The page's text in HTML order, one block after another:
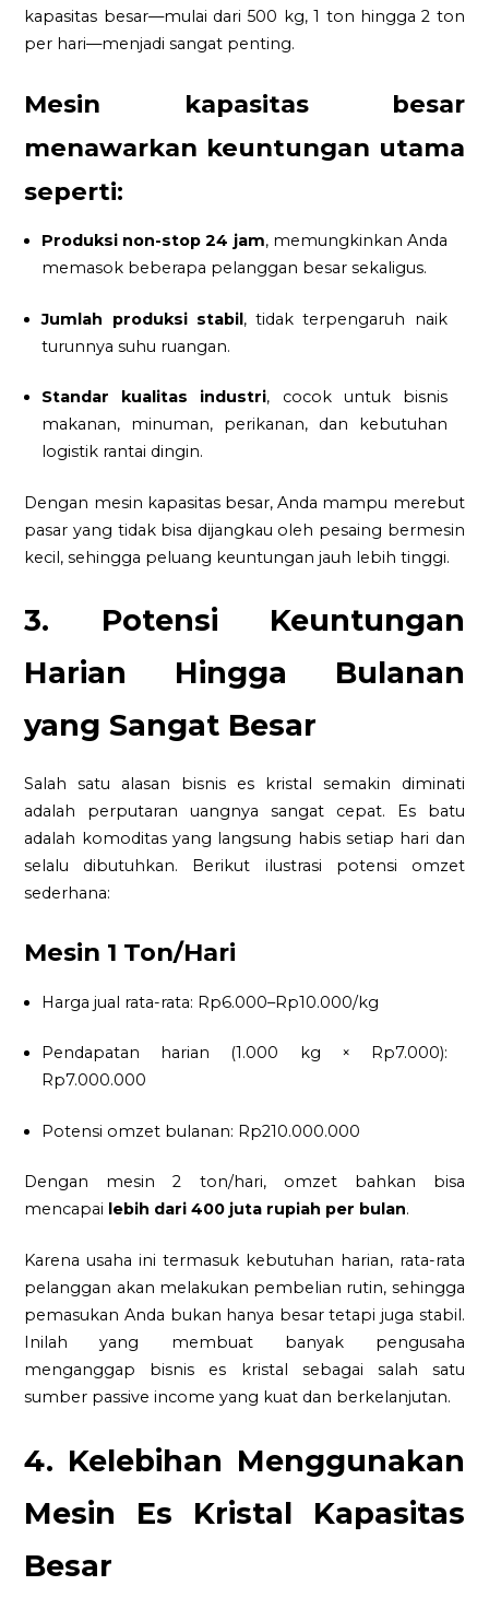
kapasitas besar—mulai dari 500 kg, 1 ton hingga 2 ton
per hari—menjadi sangat penting.
Mesin kapasitas besar
menawarkan keuntungan utama
seperti:
Produksi non-stop 24 jam, memungkinkan Anda
memasok beberapa pelanggan besar sekaligus.
Jumlah produksi stabil, tidak terpengaruh naik
turunnya suhu ruangan.
Standar kualitas industri, cocok untuk bisnis
makanan, minuman, perikanan, dan kebutuhan
logistik rantai dingin.
Dengan mesin kapasitas besar, Anda mampu merebut
pasar yang tidak bisa dijangkau oleh pesaing bermesin
kecil, sehingga peluang keuntungan jauh lebih tinggi.
3. Potensi Keuntungan
Harian Hingga Bulanan
yang Sangat Besar
Salah satu alasan bisnis es kristal semakin diminati
adalah perputaran uangnya sangat cepat. Es batu
adalah komoditas yang langsung habis setiap hari dan
selalu dibutuhkan. Berikut ilustrasi potensi omzet
sederhana:
Mesin 1 Ton/Hari
Harga jual rata-rata: Rp6.000–Rp10.000/kg
Pendapatan harian (1.000 kg × Rp7.000):
Rp7.000.000
Potensi omzet bulanan: Rp210.000.000
Dengan mesin 2 ton/hari, omzet bahkan bisa
mencapai lebih dari 400 juta rupiah per bulan.
Karena usaha ini termasuk kebutuhan harian, rata-rata
pelanggan akan melakukan pembelian rutin, sehingga
pemasukan Anda bukan hanya besar tetapi juga stabil.
Inilah yang membuat banyak pengusaha
menganggap bisnis es kristal sebagai salah satu
sumber passive income yang kuat dan berkelanjutan.
4. Kelebihan Menggunakan
Mesin Es Kristal Kapasitas
Besar